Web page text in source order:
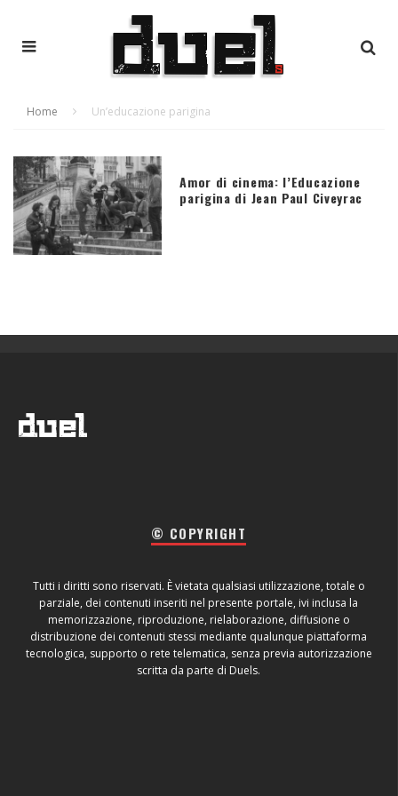
Home Un’educazione parigina
Amor di cinema: l’Educazione
parigina di Jean Paul Civeyrac
© COPYRIGHT
Tutti i diritti sono riservati. È vietata qualsiasi utilizzazione, totale o
parziale, dei contenuti inseriti nel presente portale, ivi inclusa la
memorizzazione, riproduzione, rielaborazione, diffusione o
distribuzione dei contenuti stessi mediante qualunque piattaforma
tecnologica, supporto o rete telematica, senza previa autorizzazione
scritta da parte di Duels.